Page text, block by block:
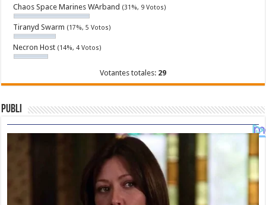
Chaos Space Marines WArband (31%, 9 Votos)
Tiranyd Swarm (17%, 5 Votos)
Necron Host (14%, 4 Votos)
Votantes totales: 29
Publi